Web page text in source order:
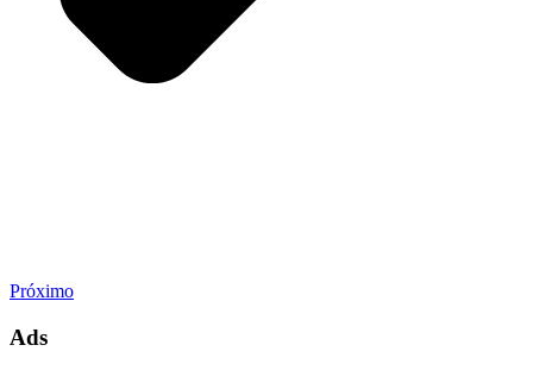
Próximo
Ads